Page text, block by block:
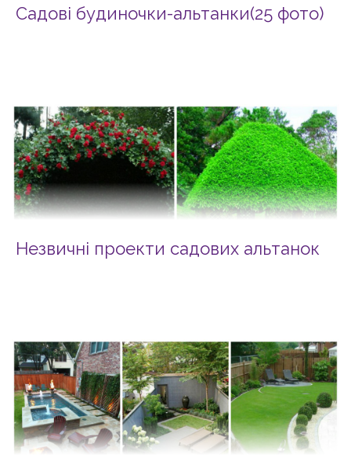
Садові будиночки-альтанки(25 фото)
Незвичні проекти садових альтанок